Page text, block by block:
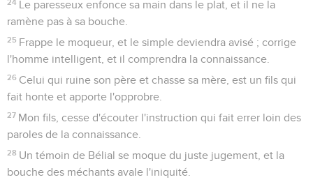
24 Le paresseux enfonce sa main dans le plat, et il ne la
ramène pas à sa bouche.
25 Frappe le moqueur, et le simple deviendra avisé ; corrige
l'homme intelligent, et il comprendra la connaissance.
26 Celui qui ruine son père et chasse sa mère, est un fils qui
fait honte et apporte l'opprobre.
27 Mon fils, cesse d'écouter l'instruction qui fait errer loin des
paroles de la connaissance.
28 Un témoin de Bélial se moque du juste jugement, et la
bouche des méchants avale l'iniquité.